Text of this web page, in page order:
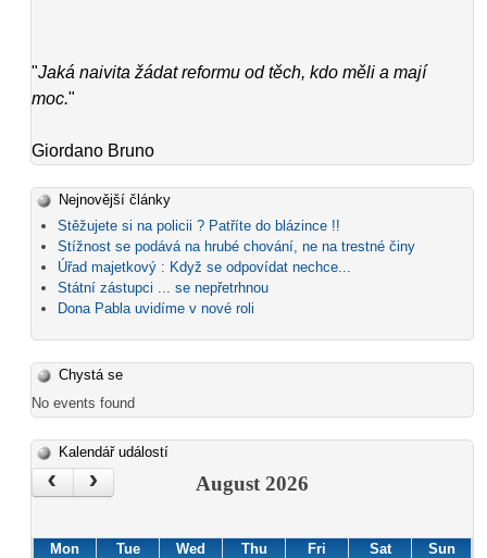
"Jaká naivita žádat reformu od těch, kdo měli a mají
moc."
Giordano Bruno
Nejnovější články
Stěžujete si na policii ? Patříte do blázince !!
Stížnost se podává na hrubé chování, ne na trestné činy
Úřad majetkový : Když se odpovídat nechce...
Státní zástupci ... se nepřetrhnou
Dona Pabla uvidíme v nové roli
Chystá se
No events found
Kalendář událostí
‹ › August 2026
Mon Tue Wed Thu Fri Sat
Sun